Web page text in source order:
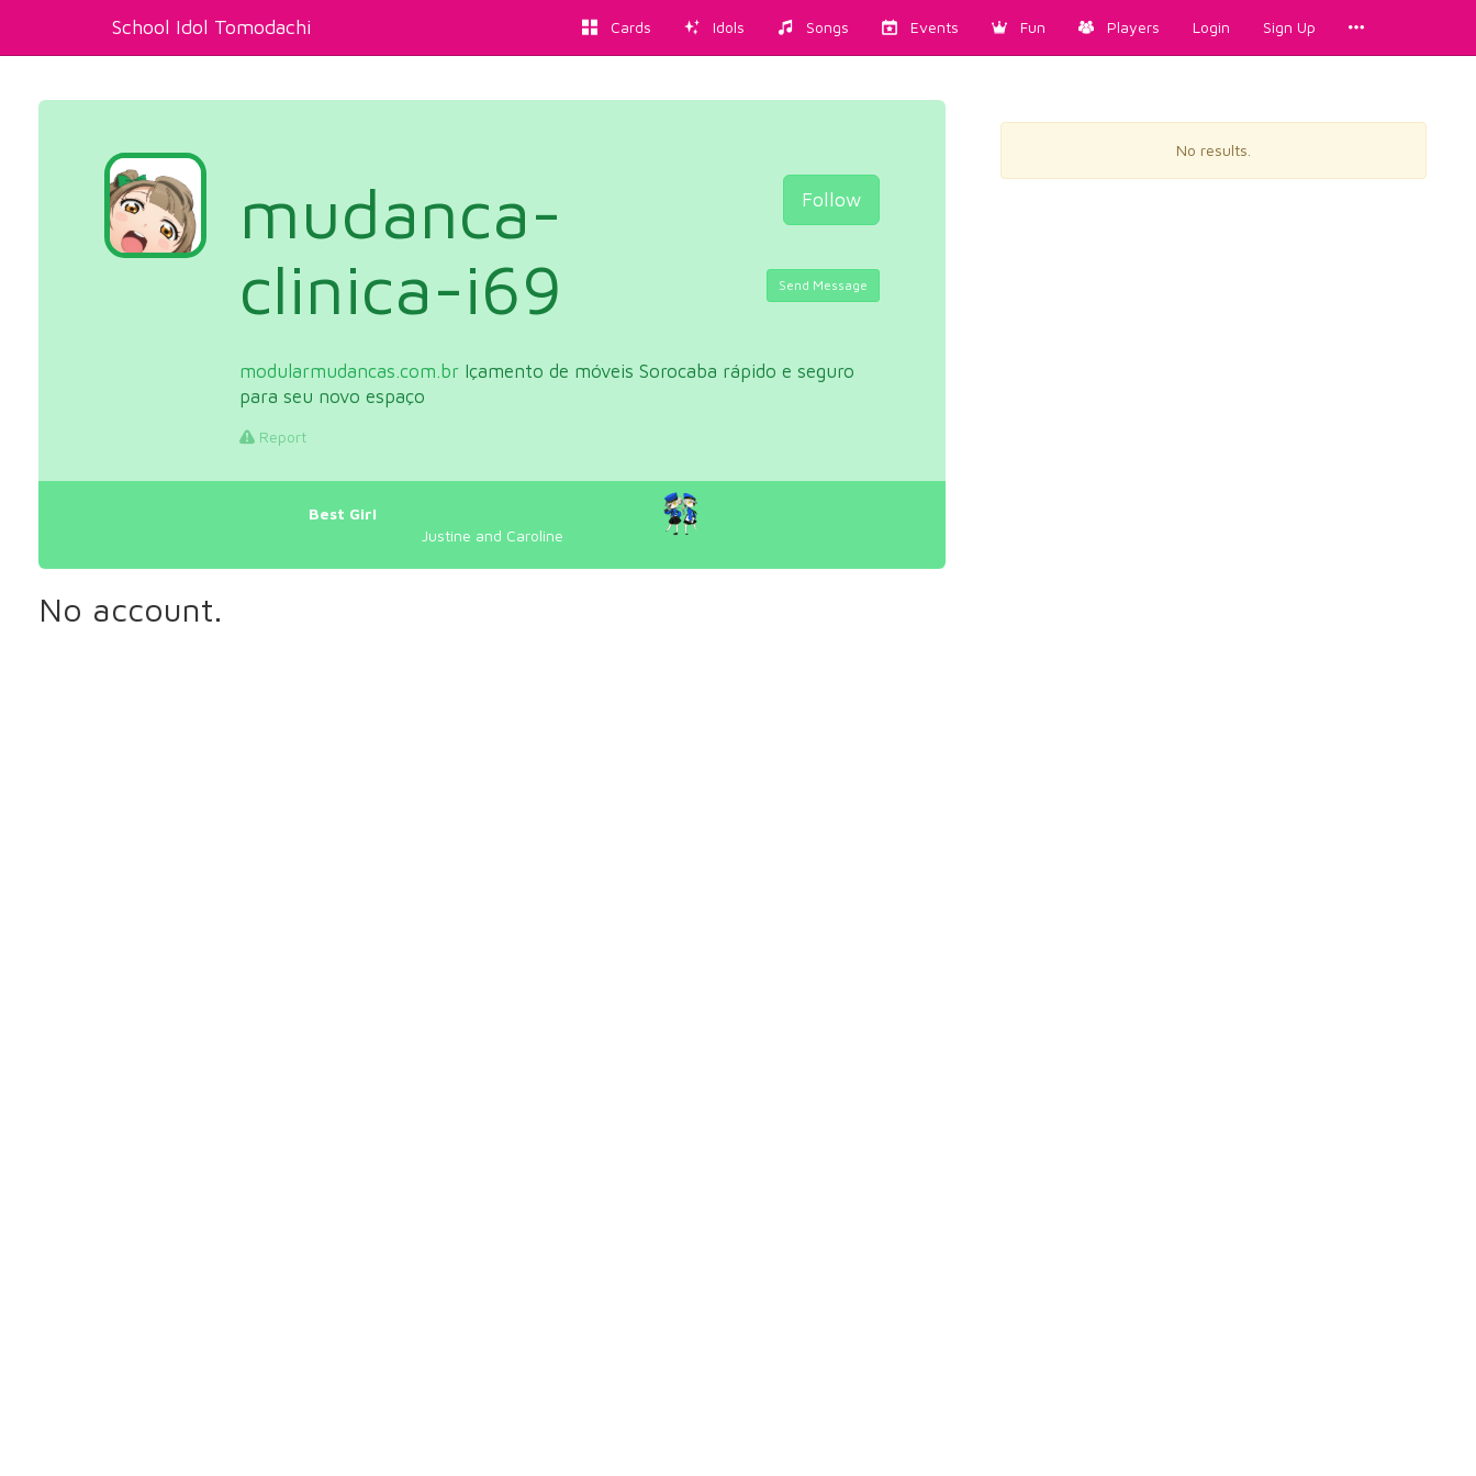
School Idol Tomodachi Cards Idols Songs Events Fun Players Login Sign Up
Follow
Send Message
mudanca-
clinica-i69
modularmudancas.com.brIçamento de móveis Sorocaba rápido e seguro
para seu novo espaço
Report
Best Girl
Justine and Caroline
No account.
No results.